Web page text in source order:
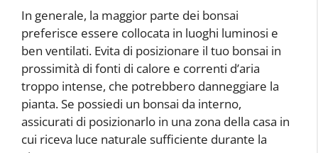
In generale, la maggior parte dei bonsai
preferisce essere collocata in luoghi luminosi e
ben ventilati. Evita di posizionare il tuo bonsai in
prossimità di fonti di calore e correnti d’aria
troppo intense, che potrebbero danneggiare la
pianta. Se possiedi un bonsai da interno,
assicurati di posizionarlo in una zona della casa in
cui riceva luce naturale sufficiente durante la